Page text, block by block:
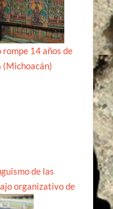
14 años de
(Michoacán)
de las
organizativo de